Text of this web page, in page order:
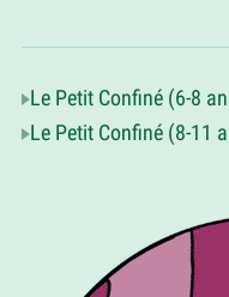
Le Petit Confiné (6-8
Le Petit Confiné (8-11